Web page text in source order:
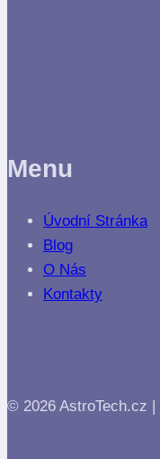
Menu
Úvodní Stránka
Blog
O Nás
Kontakty
© 2026 AstroTech.cz |